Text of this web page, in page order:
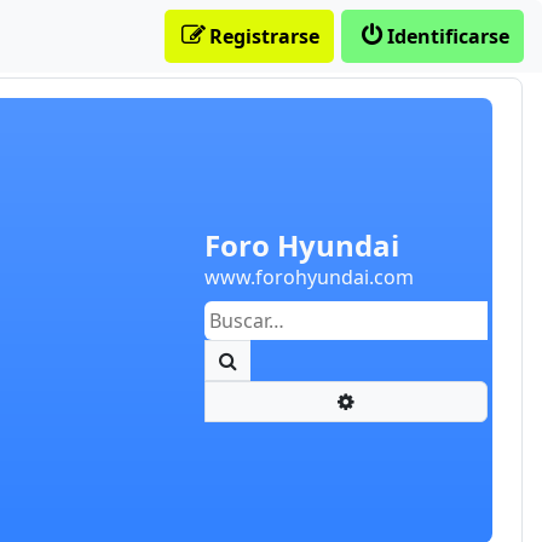
Foro Hyundai
www.forohyundai.com
Identificarse
Registrarse